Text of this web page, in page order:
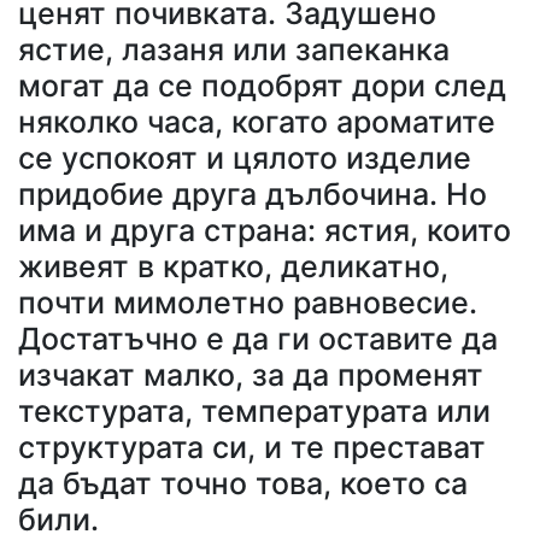
ценят почивката. Задушено
ястие, лазаня или запеканка
могат да се подобрят дори след
няколко часа, когато ароматите
се успокоят и цялото изделие
придобие друга дълбочина. Но
има и друга страна: ястия, които
живеят в кратко, деликатно,
почти мимолетно равновесие.
Достатъчно е да ги оставите да
изчакат малко, за да променят
текстурата, температурата или
структурата си, и те престават
да бъдат точно това, което са
били.